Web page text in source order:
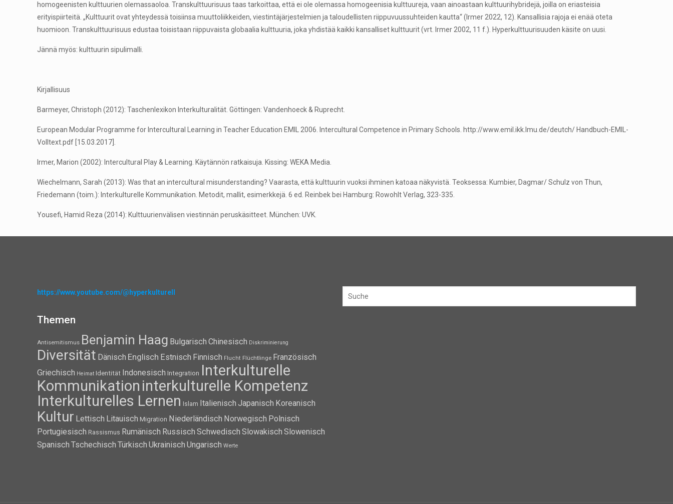
homogeenisten kulttuurien olemassaoloa. Transkulttuurisuus taas tarkoittaa, että ei ole olemassa homogeenisia kulttuureja, vaan ainoastaan kulttuurihybridejä, joilla on eriasteisia
erityispiirteitä. „Kulttuurit ovat yhteydessä toisiinsa muuttoliikkeiden, viestintäjärjestelmien ja taloudellisten riippuvuussuhteiden kautta“ (Irmer 2022, 12). Kansallisia rajoja ei enää oteta
huomioon. Transkulttuurisuus edustaa toisistaan riippuvaista globaalia kulttuuria, joka yhdistää kaikki kansalliset kulttuurit (vrt. Irmer 2002, 11 f.). Hyperkulttuurisuuden käsite on uusi.
Jännä myös: kulttuurin sipulimalli.
Kirjallisuus
Barmeyer, Christoph (2012): Taschenlexikon Interkulturalität. Göttingen: Vandenhoeck & Ruprecht.
European Modular Programme for Intercultural Learning in Teacher Education EMIL 2006. Intercultural Competence in Primary Schools. http://www.emil.ikk.lmu.de/deutch/ Handbuch-EMIL-
Volltext.pdf [15.03.2017].
Irmer, Marion (2002): Intercultural Play & Learning. Käytännön ratkaisuja. Kissing: WEKA Media.
Wiechelmann, Sarah (2013): Was that an intercultural misunderstanding? Vaarasta, että kulttuurin vuoksi ihminen katoaa näkyvistä. Teoksessa: Kumbier, Dagmar/ Schulz von Thun,
Friedemann (toim.): Interkulturelle Kommunikation. Metodit, mallit, esimerkkejä. 6 ed. Reinbek bei Hamburg: Rowohlt Verlag, 323-335.
Yousefi, Hamid Reza (2014): Kulttuurienvälisen viestinnän peruskäsitteet. München: UVK.
https://www.youtube.com/@hyperkulturell
Themen
Antisemitismus Benjamin Haag Bulgarisch Chinesisch Diskriminierung
Diversität Dänisch Englisch Estnisch Finnisch Flucht Flüchtlinge Französisch
Griechisch Heimat Identität Indonesisch Integration Interkulturelle
Kommunikation interkulturelle Kompetenz
Interkulturelles Lernen
Islam Italienisch Japanisch Koreanisch
Kultur Lettisch Litauisch Migration Niederländisch Norwegisch Polnisch
Portugiesisch Rassismus Rumänisch Russisch Schwedisch Slowakisch Slowenisch
Spanisch Tschechisch Türkisch Ukrainisch Ungarisch Werte